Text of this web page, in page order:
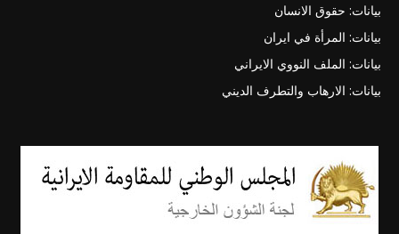
بيانات: حقوق الانسان
بيانات: المرأة في ايران
بيانات: الملف النووي الايراني
بيانات: الارهاب والتطرف الديني